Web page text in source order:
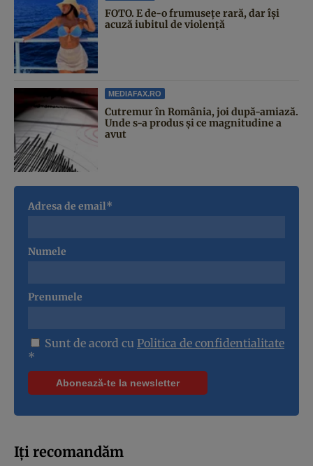
FOTO. E de-o frumusețe rară, dar își
acuză iubitul de violență
MEDIAFAX.RO
Cutremur în România, joi după-amiază.
Unde s-a produs și ce magnitudine a
avut
Adresa de email*
Numele
Prenumele
Sunt de acord cu Politica de confidentialitate
*
Iți recomandăm